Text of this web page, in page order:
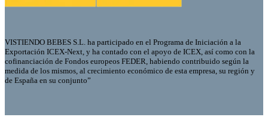
VISTIENDO BEBES S.L. ha participado en el Programa de Iniciación a la
Exportación ICEX-Next, y ha contado con el apoyo de ICEX, así como con la
cofinanciación de Fondos europeos FEDER, habiendo contribuido según la
medida de los mismos, al crecimiento económico de esta empresa, su región y
de España en su conjunto”